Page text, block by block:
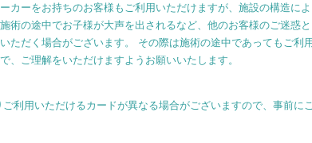
カーをお持ちのお客様もご利用いただけますが、施設の構造によ
術の途中でお子様が大声を出されるなど、他のお客様のご迷惑と
ただく場合がございます。 その際は施術の途中であってもご利
、ご理解をいただけますようお願いいたします。
利用いただけるカードが異なる場合がございますので、事前に